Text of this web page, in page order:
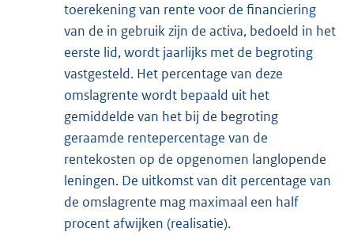
toerekening van rente voor de financiering
van de in gebruik zijn de activa, bedoeld in het
eerste lid, wordt jaarlijks met de begroting
vastgesteld. Het percentage van deze
omslagrente wordt bepaald uit het
gemiddelde van het bij de begroting
geraamde rentepercentage van de
rentekosten op de opgenomen langlopende
leningen. De uitkomst van dit percentage van
de omslagrente mag maximaal een half
procent afwijken (realisatie).